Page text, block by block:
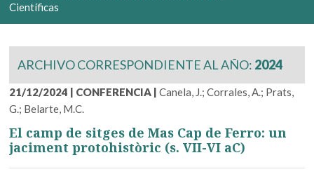
Científicas
ARCHIVO CORRESPONDIENTE AL AÑO: 2024
21/12/2024 | CONFERENCIA | Canela, J.; Corrales, A.; Prats,
G.; Belarte, M.C.
El camp de sitges de Mas Cap de Ferro: un
jaciment protohistòric (s. VII-VI aC)